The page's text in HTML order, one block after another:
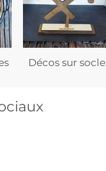
Décos sur socle